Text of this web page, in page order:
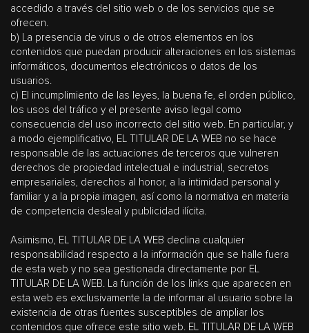
accedido a través del sitio web o de los servicios que se
ofrecen.
b) La presencia de virus o de otros elementos en los
contenidos que puedan producir alteraciones en los sistemas
informáticos, documentos electrónicos o datos de los
usuarios.
c) El incumplimiento de las leyes, la buena fe, el orden público,
los usos del tráfico y el presente aviso legal como
consecuencia del uso incorrecto del sitio web. En particular, y
a modo ejemplificativo, EL TITULAR DE LA WEB no se hace
responsable de las actuaciones de terceros que vulneren
derechos de propiedad intelectual e industrial, secretos
empresariales, derechos al honor, a la intimidad personal y
familiar y a la propia imagen, así como la normativa en materia
de competencia desleal y publicidad ilícita.
Asimismo, EL TITULAR DE LA WEB declina cualquier
responsabilidad respecto a la información que se halle fuera
de esta web y no sea gestionada directamente por EL
TITULAR DE LA WEB. La función de los links que aparecen en
esta web es exclusivamente la de informar al usuario sobre la
existencia de otras fuentes susceptibles de ampliar los
contenidos que ofrece este sitio web. EL TITULAR DE LA WEB